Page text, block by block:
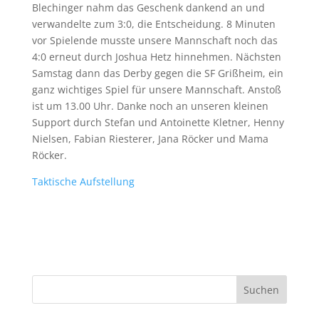
Blechinger nahm das Geschenk dankend an und
verwandelte zum 3:0, die Entscheidung. 8 Minuten
vor Spielende musste unsere Mannschaft noch das
4:0 erneut durch Joshua Hetz hinnehmen. Nächsten
Samstag dann das Derby gegen die SF Grißheim, ein
ganz wichtiges Spiel für unsere Mannschaft. Anstoß
ist um 13.00 Uhr. Danke noch an unseren kleinen
Support durch Stefan und Antoinette Kletner, Henny
Nielsen, Fabian Riesterer, Jana Röcker und Mama
Röcker.
Taktische Aufstellung